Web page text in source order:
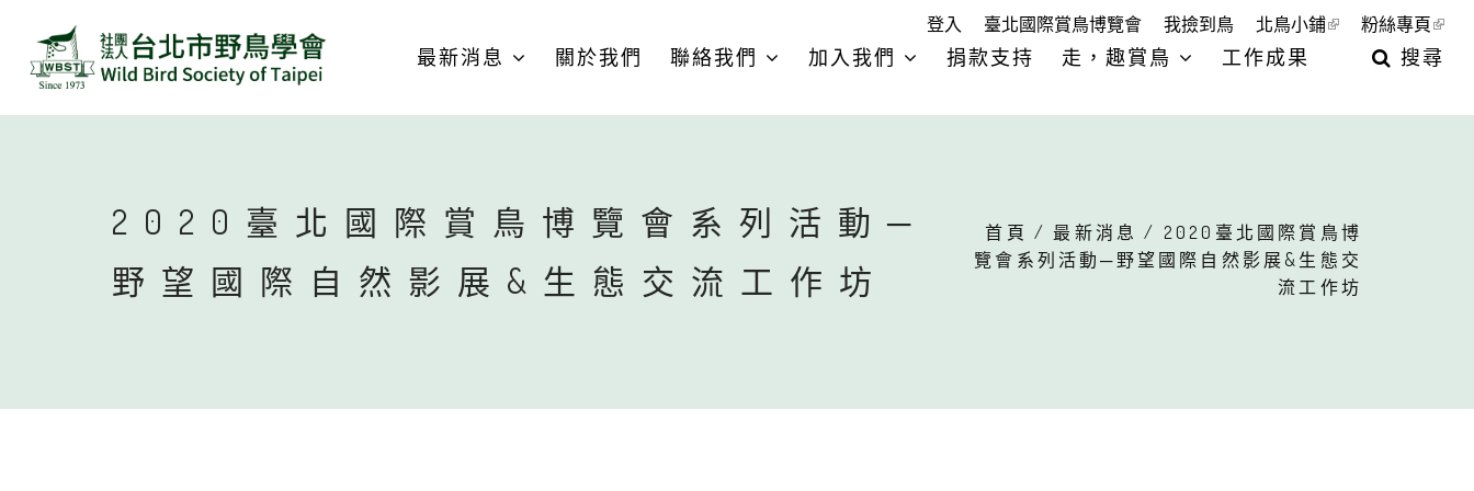
登入 臺北國際賞鳥博覽會 我撿到鳥 北鳥小鋪 粉絲專頁
最新消息 關於我們 聯絡我們 加入我們 捐款支持 走，趣賞鳥 工作成果 搜尋
2020臺北國際賞鳥博覽會系列活動─
野望國際自然影展&生態交流工作坊
首頁 / 最新消息 / 2020臺北國際賞鳥博
覽會系列活動─野望國際自然影展&生態交
流工作坊